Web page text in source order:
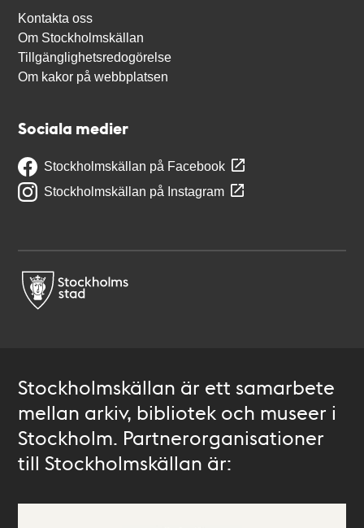
Kontakta oss
Om Stockholmskällan
Tillgänglighetsredogörelse
Om kakor på webbplatsen
Sociala medier
Stockholmskällan på Facebook
Stockholmskällan på Instagram
Stockholmskällan är ett samarbete
mellan arkiv, bibliotek och museer i
Stockholm. Partnerorganisationer
till Stockholmskällan är: